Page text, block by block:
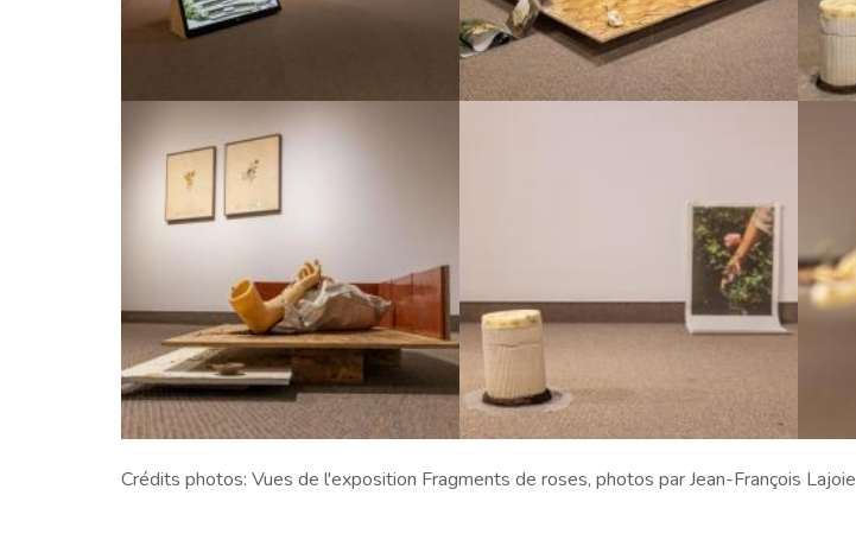
Crédits photos: Vues de l'exposition Fragments de roses, photos par Jean-François Lajoie